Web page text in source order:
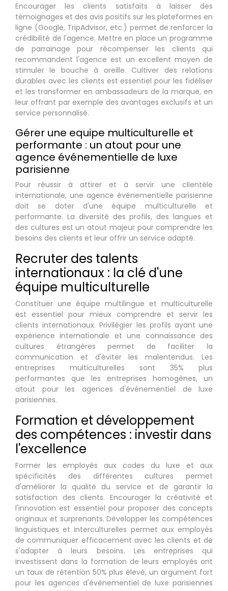
Encourager les clients satisfaits à laisser des
témoignages et des avis positifs sur les plateformes en
ligne (Google, TripAdvisor, etc.) permet de renforcer la
crédibilité de l'agence. Mettre en place un programme
de parrainage pour récompenser les clients qui
recommandent l'agence est un excellent moyen de
stimuler le bouche à oreille. Cultiver des relations
durables avec les clients est essentiel pour les fidéliser
et les transformer en ambassadeurs de la marque, en
leur offrant par exemple des avantages exclusifs et un
service personnalisé.
Gérer une equipe multiculturelle et
performante : un atout pour une
agence événementielle de luxe
parisienne
Pour réussir à attirer et à servir une clientèle
internationale, une agence événementielle parisienne
doit se doter d'une équipe multiculturelle et
performante. La diversité des profils, des langues et
des cultures est un atout majeur pour comprendre les
besoins des clients et leur offrir un service adapté.
Recruter des talents
internationaux : la clé d'une
équipe multiculturelle
Constituer une équipe multilingue et multiculturelle
est essentiel pour mieux comprendre et servir les
clients internationaux. Privilégier les profils ayant une
expérience internationale et une connaissance des
cultures étrangères permet de faciliter la
communication et d'éviter les malentendus. Les
entreprises multiculturelles sont 35% plus
performantes que les entreprises homogènes, un
atout pour les agences d'événementiel de luxe
parisiennes.
Formation et développement
des compétences : investir dans
l'excellence
Former les employés aux codes du luxe et aux
spécificités des différentes cultures permet
d'améliorer la qualité du service et de garantir la
satisfaction des clients. Encourager la créativité et
l'innovation est essentiel pour proposer des concepts
originaux et surprenants. Développer les compétences
linguistiques et interculturelles permet aux employés
de communiquer efficacement avec les clients et de
s'adapter à leurs besoins. Les entreprises qui
investissent dans la formation de leurs employés ont
un taux de rétention 50% plus élevé, un argument fort
pour les agences d'événementiel de luxe parisiennes